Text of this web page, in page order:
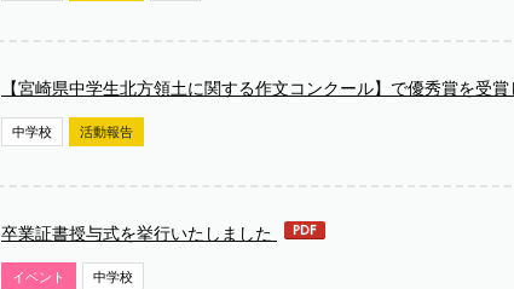
【宮崎県中学生北方領土に関する作文コンクール】で優秀賞を受賞
中学校 活動報告
卒業証書授与式を挙行いたしました
イベント 中学校